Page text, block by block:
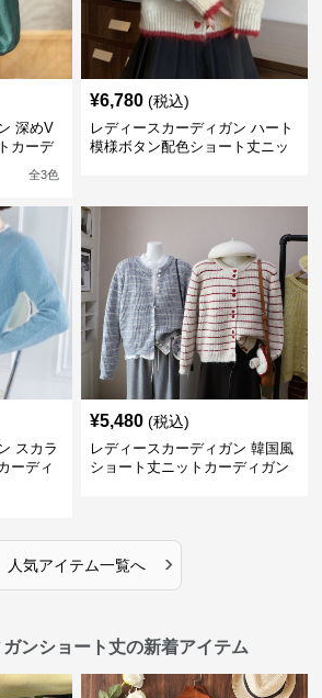
深めV
カーデ
全3色
¥6,780 (税込)
レディースカーディガン ハート
模様ボタン配色ショート丈ニッ
スカラ
ーディ
¥5,480 (税込)
レディースカーディガン 韓国風
ショート丈ニットカーディガン
人気アイテム一覧へ ›
ンショート丈の新着アイテム